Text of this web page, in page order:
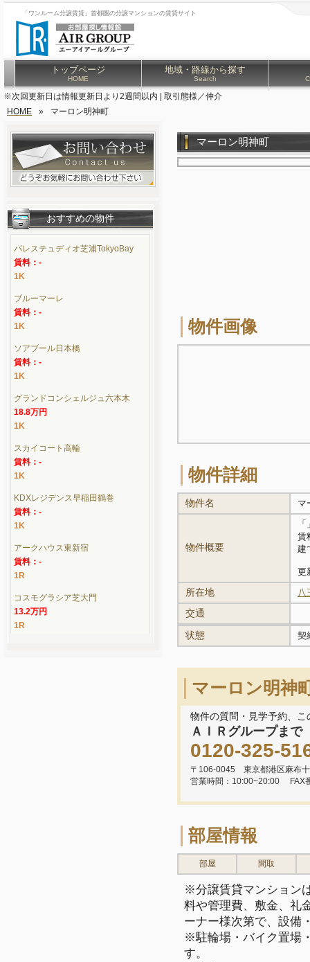
「ワンルーム分譲賃貸」首都圏の分譲マンションの賃貸サイト
トップページ
HOME
地域・路線から探す
Search
※次回更新日は情報更新日より2週間以内 | 取引態様／仲介
HOME
» マーロン明神町
マーロン明神町
物件画像
物件詳細
物件名 マ
物件概要
「
賃
建
更
所在地 八
交通
状態
契
マーロン明神
物件の質問・見学予約、
ＡＩＲグループまで
0120-325-
〒106-0045 東京都港区麻布
営業時間：10:00~20:00
FAX
部屋情報
部屋 間取
※分譲賃貸マンション
料や管理費、敷金、礼
ーナー様次第で、設備
※駐輪場・バイク置場
す。
おすすめの物件
パレステュディオ芝浦TokyoBay
賃料：-
1K
ブルーマーレ
賃料：-
1K
ソアブール日本橋
賃料：-
1K
グランドコンシェルジュ六本木
18.8万円
1K
スカイコート高輪
賃料：-
1K
KDXレジデンス早稲田鶴巻
賃料：-
1K
アークハウス東新宿
賃料：-
1R
コスモグラシア芝大門
13.2万円
1R